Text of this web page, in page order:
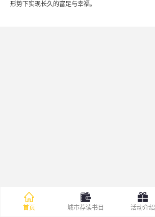
形势下实现长久的富足与幸福。
首页 城市荐读书目 活动介绍